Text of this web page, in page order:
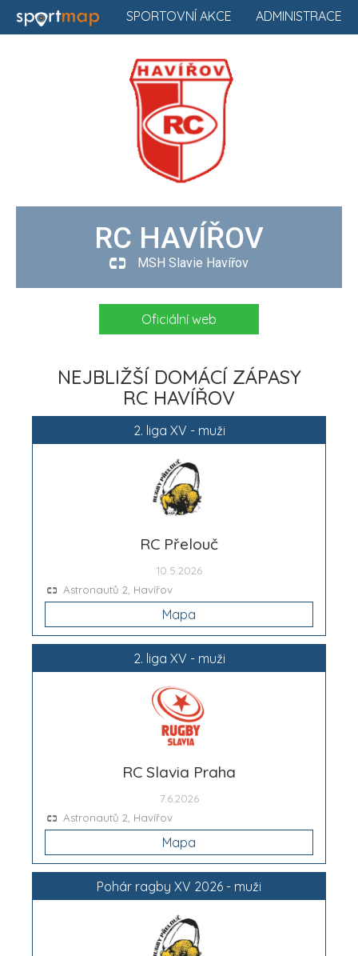
ADMINISTRACE
SPORTOVNÍ AKCE
RC HAVÍŘOV
MSH Slavie Havířov
Oficiální web
NEJBLIŽŠÍ DOMÁCÍ ZÁPASY
RC HAVÍŘOV
2. liga XV - muži
RC Přelouč
10.5.2026
Astronautů 2, Havířov
Mapa
2. liga XV - muži
RC Slavia Praha
7.6.2026
Astronautů 2, Havířov
Mapa
Pohár ragby XV 2026 - muži